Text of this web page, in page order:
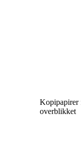
Kopipapirer
overblikket